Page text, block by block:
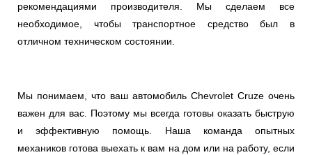
рекомендациями производителя. Мы сделаем все
необходимое, чтобы транспортное средство был в
отличном техническом состоянии.
Мы понимаем, что ваш автомобиль Chevrolet Cruze очень
важен для вас. Поэтому мы всегда готовы оказать быструю
и эффективную помощь. Наша команда опытных
механиков готова выехать к вам на дом или на работу, если